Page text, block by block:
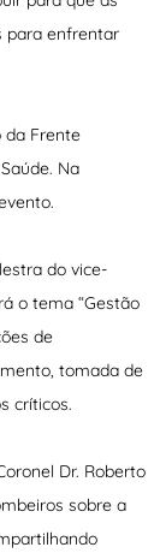
para enfrentar
da Frente
Na
do vice-
o tema “Gestão
de
tomada de
críticos.
Dr. Roberto
sobre a